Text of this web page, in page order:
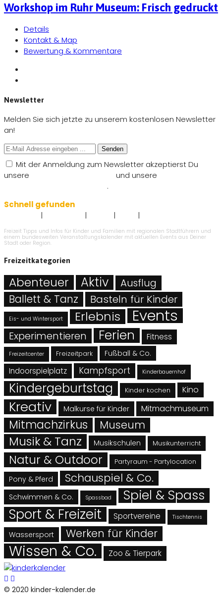
Workshop im Ruhr Museum: Frisch gedruckt
Details
Kontakt & Map
Bewertung & Kommentare
Newsletter
Melden Sie sich jetzte zu unserem kostenlosen Newsletter
an!
Senden
Mit der Anmeldung zum Newsletter akzeptierst Du
unsere
und unsere
.
Schnell gefunden
| | | |
Freizeit Tipps und Infos für Kinder und Familien mit regionalen Stadtführern und
einem bundesweiten Veranstaltungskalender mit aktuellen Events aus Deiner
Stadt oder Region.
Freizeitkategorien
Abenteuer Aktiv Ausflug
Ballett & Tanz Basteln für Kinder
Eis- und Wintersport Erlebnis Events
Experimentieren Ferien Fitness
Freizeitcenter Freizeitpark Fußball & Co.
Indoorspielplatz Kampfsport Kinderbauernhof
Kindergeburtstag Kinder kochen Kino
Kreativ Malkurse für Kinder Mitmachmuseum
Mitmachzirkus Museum
Musik & Tanz Musikschulen Musikunterricht
Natur & Outdoor Partyraum - Partylocation
Pony & Pferd Schauspiel & Co.
Schwimmen & Co. Spassbad Spiel & Spass
Sport & Freizeit Sportvereine Tischtennis
Wassersport Werken für Kinder
Wissen & Co. Zoo & Tierpark
© 2020 kinder-kalender.de